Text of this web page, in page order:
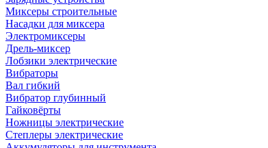
Миксеры строительные
Насадки для миксера
Электромиксеры
Дрель-миксер
Лобзики электрические
Вибраторы
Вал гибкий
Вибратор глубинный
Гайковёрты
Ножницы электрические
Степлеры электрические